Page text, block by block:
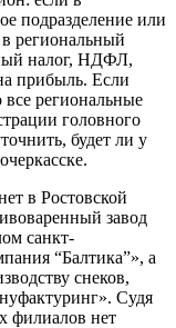
подразделение или
региональный
налог, НДФЛ,
прибыль. Если
региональные
головного
будет ли у
в Ростовской
завод
санкт-
“Балтика”», а
снеков,
Судя
филиалов нет